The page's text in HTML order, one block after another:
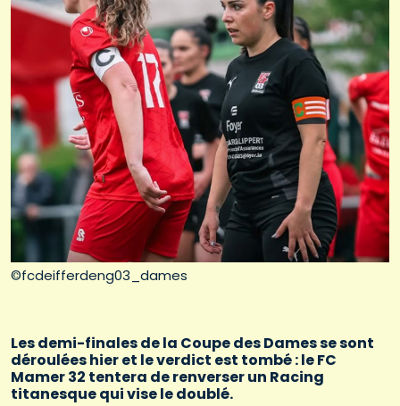
©fcdeifferdeng03_dames
Les demi-finales de la Coupe des Dames se sont
déroulées hier et le verdict est tombé : le FC
Mamer 32 tentera de renverser un Racing
titanesque qui vise le doublé.